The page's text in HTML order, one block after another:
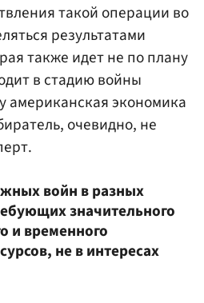
такой операции во
результатами
также идет не по плану
в стадию войны
американская экономика
очевидно, не
войн в разных
значительного
и временного
не в интересах